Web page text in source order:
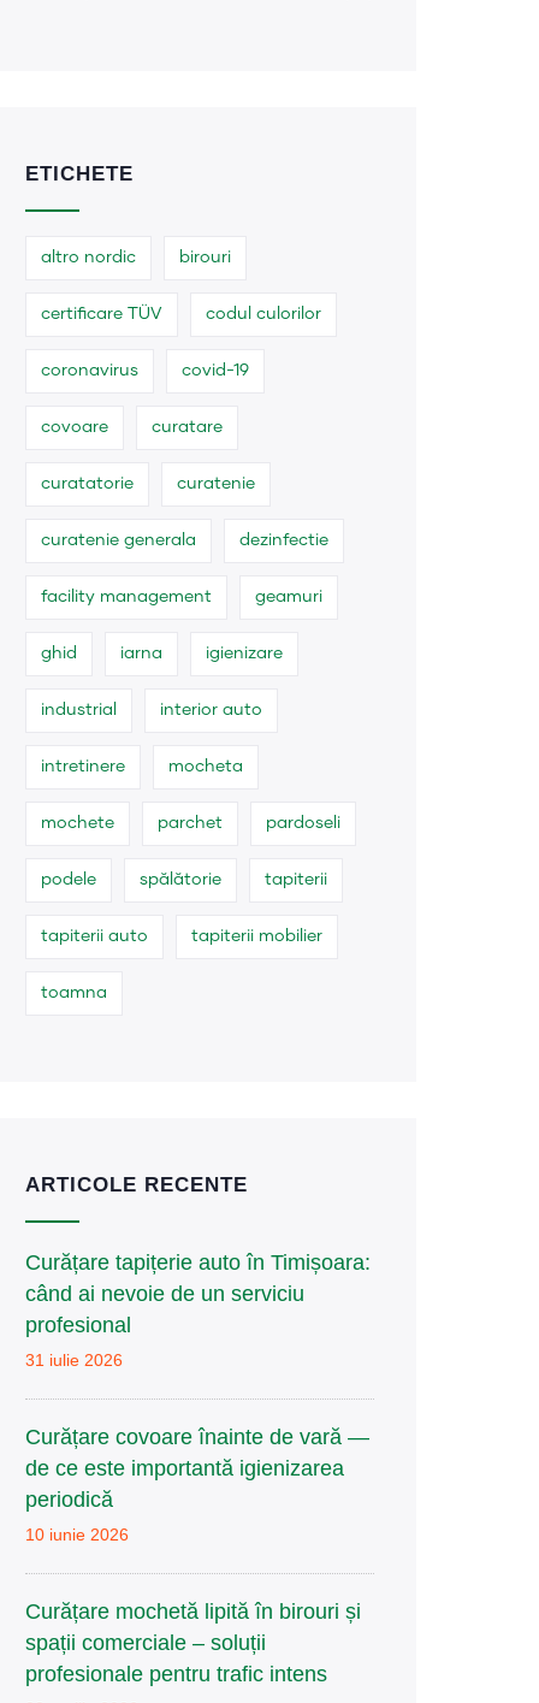
ETICHETE
altro nordic birouri
certificare TÜV codul culorilor
coronavirus covid-19
covoare curatare
curatatorie curatenie
curatenie generala dezinfectie
facility management geamuri
ghid iarna igienizare
industrial interior auto
intretinere mocheta
mochete parchet pardoseli
podele spălătorie tapiterii
tapiterii auto tapiterii mobilier
toamna
ARTICOLE RECENTE
Curățare tapițerie auto în Timișoara:
când ai nevoie de un serviciu
profesional
31 iulie 2026
Curățare covoare înainte de vară —
de ce este importantă igienizarea
periodică
10 iunie 2026
Curățare mochetă lipită în birouri și
spații comerciale – soluții
profesionale pentru trafic intens